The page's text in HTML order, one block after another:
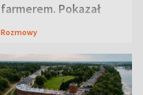
farmerem. Pokazał
swoje niezwykłe
Rozmowy